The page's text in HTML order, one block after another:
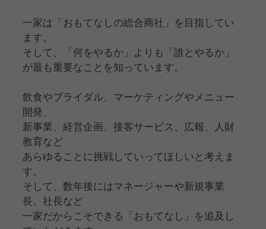
一家は「おもてなしの総合商社」を目指してい
ます。
そして、「何をやるか」よりも「誰とやるか」
が最も重要なことを知っています。
飲食やブライダル、マーケティングやメニュー
開発、
新事業、経営企画、接客サービス、広報、人財
教育など
あらゆることに挑戦していってほしいと考えま
す。
そして、数年後にはマネージャーや新規事業
長、社長など
一家だからこそできる「おもてなし」を追及し